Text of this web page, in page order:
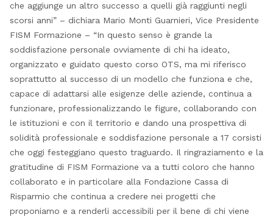
che aggiunge un altro successo a quelli già raggiunti negli
scorsi anni” – dichiara Mario Monti Guarnieri, Vice Presidente
FISM Formazione – “In questo senso è grande la
soddisfazione personale ovviamente di chi ha ideato,
organizzato e guidato questo corso OTS, ma mi riferisco
soprattutto al successo di un modello che funziona e che,
capace di adattarsi alle esigenze delle aziende, continua a
funzionare, professionalizzando le figure, collaborando con
le istituzioni e con il territorio e dando una prospettiva di
solidità professionale e soddisfazione personale a 17 corsisti
che oggi festeggiano questo traguardo. Il ringraziamento e la
gratitudine di FISM Formazione va a tutti coloro che hanno
collaborato e in particolare alla Fondazione Cassa di
Risparmio che continua a credere nei progetti che
proponiamo e a renderli accessibili per il bene di chi viene